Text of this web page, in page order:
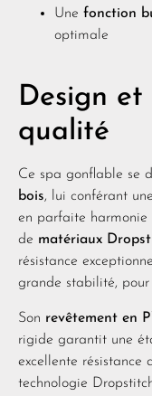
Une fonction
optimale
Design
qualité
Ce spa gonflable se
bois, lui conférant
en parfaite harmonie
de matériaux
résistance
grande stabilité,
Son revêtement en
rigide garantit une
excellente résistance
technologie